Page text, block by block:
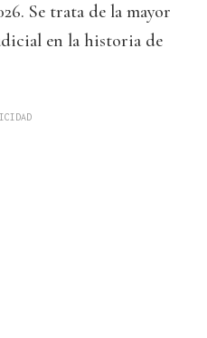
Se trata de la mayor
en la historia de